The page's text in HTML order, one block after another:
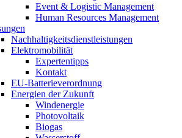
Event & Logistic Management
Human Resources Management
Nachhaltigkeitsdienstleistungen
Elektromobilität
Expertentipps
Kontakt
EU-Batterieverordnung
Energien der Zukunft
Windenergie
Photovoltaik
Biogas